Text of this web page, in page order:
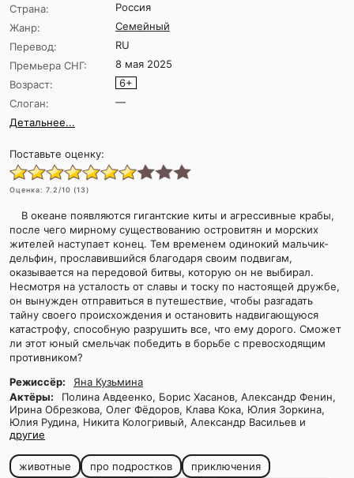
Страна:
Россия
Жанр:
Семейный
Перевод:
RU
Премьера СНГ:
8 мая 2025
Возраст:
6+
Слоган:
—
Детальнее...
Поставьте оценку:
Оценка: 7.2/10 (13)
В океане появляются гигантские киты и агрессивные крабы,
после чего мирному существованию островитян и морских
жителей наступает конец. Тем временем одинокий мальчик-
дельфин, прославившийся благодаря своим подвигам,
оказывается на передовой битвы, которую он не выбирал.
Несмотря на усталость от славы и тоску по настоящей дружбе,
он вынужден отправиться в путешествие, чтобы разгадать
тайну своего происхождения и остановить надвигающуюся
катастрофу, способную разрушить все, что ему дорого. Сможет
ли этот юный смельчак победить в борьбе с превосходящим
противником?
Режиссёр:
Яна Кузьмина
Актёры:
Полина Авдеенко, Борис Хасанов, Александр Фенин,
Ирина Обрезкова, Олег Фёдоров, Клава Кока, Юлия Зоркина,
Юлия Рудина, Никита Кологривый, Александр Васильев и
другие
животные про подростков
приключения